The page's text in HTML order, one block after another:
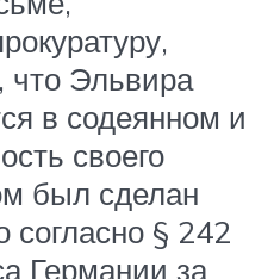
что Эльвира
в содеянном и
своего
был сделан
согласно § 242
Германии за